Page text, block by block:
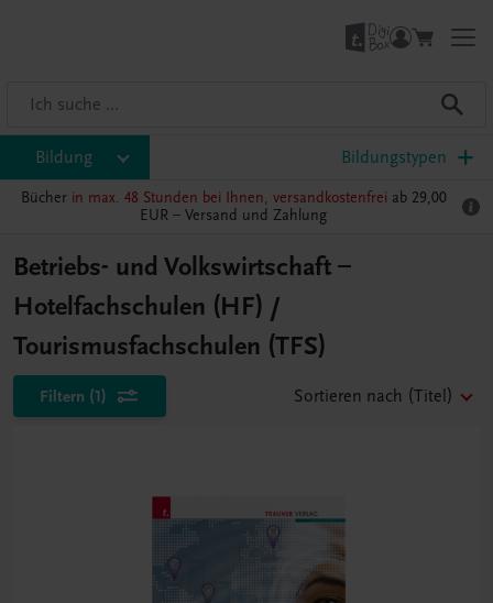
Bildung Bildungstypen
Bücher in max. 48 Stunden bei Ihnen, versandkostenfrei ab 29,00
EUR – Versand und Zahlung
Betriebs- und Volkswirtschaft –
Hotelfachschulen (HF) /
Tourismusfachschulen (TFS)
Filtern (1) Sortieren nach (Titel)